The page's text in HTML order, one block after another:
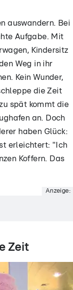
auswandern. Bei
Aufgabe. Mit
Kindersitz
Weg in ihr
Kein Wunder,
die Zeit
spät kommt die
an. Doch
haben Glück:
erleichtert: "Ich
Koffern. Das
Anzeige:
Zeit